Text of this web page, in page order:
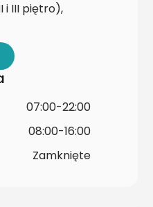
i III piętro),
07:00-22:00
08:00-16:00
Zamknięte